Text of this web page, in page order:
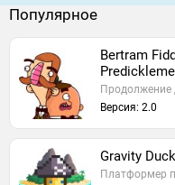
Популярное
Bertram
Продолжение
Версия: 2.0
Gravity
Платформер